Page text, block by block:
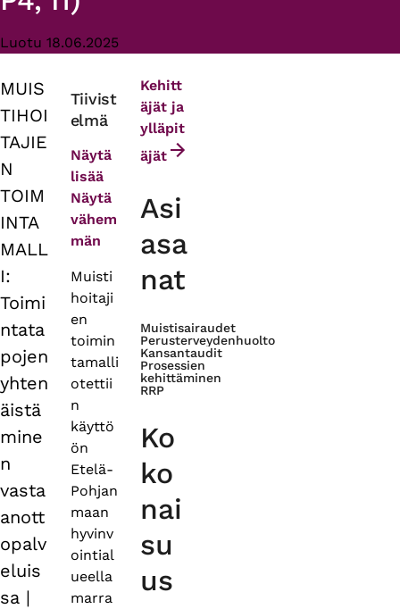
Luotu 18.06.2025
Primary
tabs
MUIS
TIHOI
TAJIE
N
TOIM
INTA
MALL
I:
Toimi
ntata
pojen
yhten
äistä
mine
n
vasta
anott
opalv
eluis
sa |
Tiivist
elmä
Näytä
lisää
Näytä
vähem
män
Muisti
hoitaji
en
toimin
tamalli
otettii
n
käyttö
ön
Etelä-
Pohjan
maan
hyvinv
ointial
ueella
marra
Kehitt
äjät ja
ylläpit
äjät
Asi
asa
nat
Muistisairaudet
Perusterveydenhuolto
Kansantaudit
Prosessien
kehittäminen
RRP
Ko
ko
nai
su
us